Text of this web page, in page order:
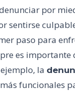
por
sentirse
paso para
es importante
la
funcionales